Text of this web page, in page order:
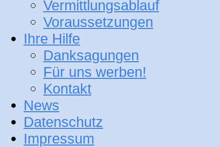
Vermittlungsablauf
Voraussetzungen
Ihre Hilfe
Danksagungen
Für uns werben!
Kontakt
News
Datenschutz
Impressum